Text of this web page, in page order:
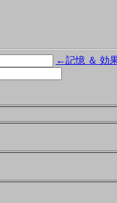
←記憶 ＆ 効